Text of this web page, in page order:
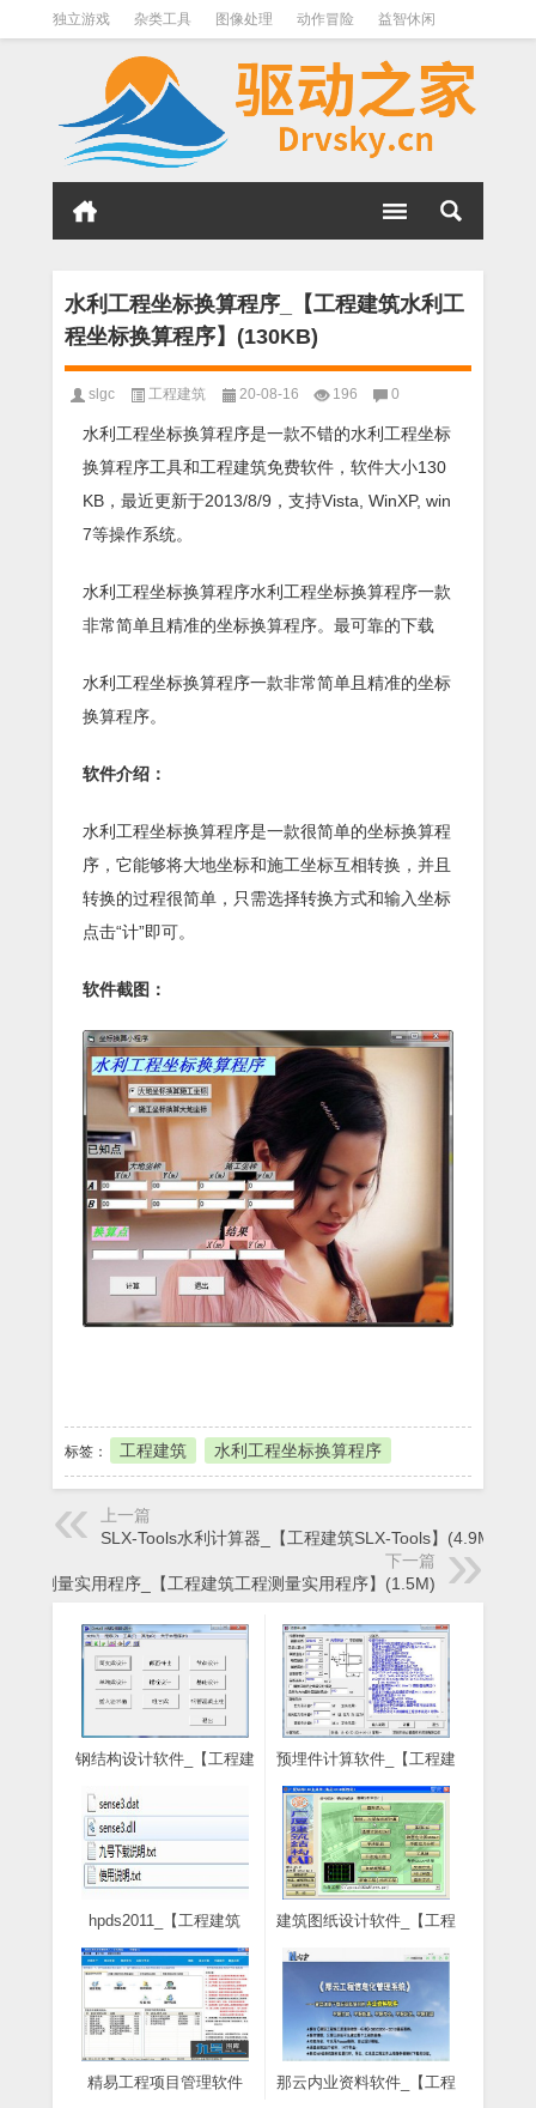
独立游戏 杂类工具 图像处理 动作冒险 益智休闲
QQ其它 下载软件 文件管理 其它
软件分类
水利工程坐标换算程序_【工程建筑水利工
程坐标换算程序】(130KB)
slgc 工程建筑 20-08-16 196 0
水利工程坐标换算程序是一款不错的水利工程坐标
换算程序工具和工程建筑免费软件，软件大小130
KB，最近更新于2013/8/9，支持Vista, WinXP, win
7等操作系统。
水利工程坐标换算程序水利工程坐标换算程序一款
非常简单且精准的坐标换算程序。最可靠的下载
水利工程坐标换算程序一款非常简单且精准的坐标
换算程序。
软件介绍：
水利工程坐标换算程序是一款很简单的坐标换算程
序，它能够将大地坐标和施工坐标互相转换，并且
转换的过程很简单，只需选择转换方式和输入坐标
点击“计”即可。
软件截图：
标签： 工程建筑 水利工程坐标换算程序
上一篇
SLX-Tools水利计算器_【工程建筑SLX-Tools】(4.9M)
下一篇
工程测量实用程序_【工程建筑工程测量实用程序】(1.5M)
钢结构设计软件_【工程建
预埋件计算软件_【工程建
筑预埋件计算软件】
(60KB)
hpds2011_【工程建筑
hpds2011】(1.4M)
建筑图纸设计软件_【工程
件,cad设计】(68.6M)
精易工程项目管理软件
那云内业资料软件_【工程